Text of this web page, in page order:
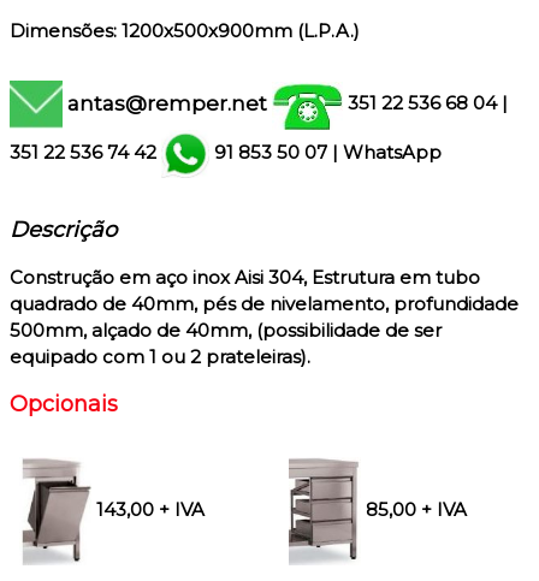
Dimensões: 1200x500x900mm (L.P.A.)
antas@remper.net 351 22 536 68 04 |
351 22 536 74 42 91 853 50 07 | WhatsApp
Descrição
Construção em aço inox Aisi 304, Estrutura em tubo
quadrado de 40mm, pés de nivelamento, profundidade
500mm, alçado de 40mm, (possibilidade de ser
equipado com 1 ou 2 prateleiras).
Opcionais
143,00 + IVA 85,00 + IVA